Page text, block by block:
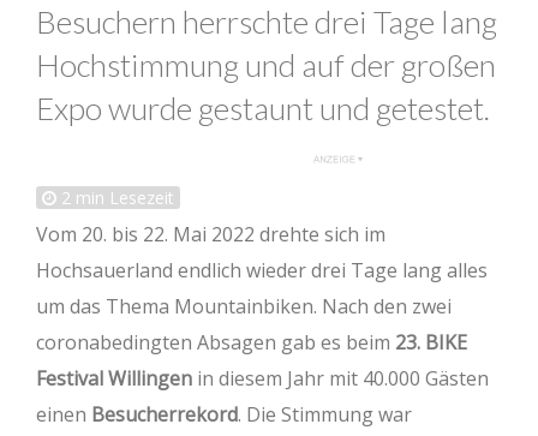
Besuchern herrschte drei Tage lang
Hochstimmung und auf der großen
Expo wurde gestaunt und getestet.
2 min Lesezeit
Vom 20. bis 22. Mai 2022 drehte sich im
Hochsauerland endlich wieder drei Tage lang alles
um das Thema Mountainbiken. Nach den zwei
coronabedingten Absagen gab es beim 23. BIKE
Festival Willingen in diesem Jahr mit 40.000 Gästen
einen Besucherrekord. Die Stimmung war